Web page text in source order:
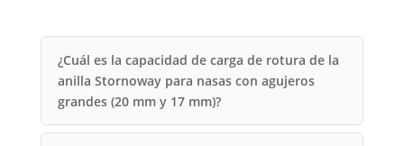
¿Cuál es la capacidad de carga de rotura de la
anilla Stornoway para nasas con agujeros
grandes (20 mm y 17 mm)?